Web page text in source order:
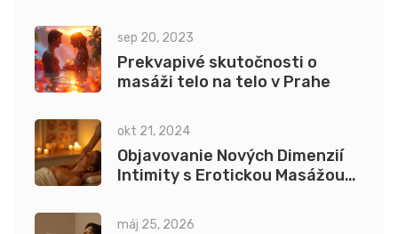
sep 20, 2023
Prekvapivé skutočnosti o
masáži telo na telo v Prahe
okt 21, 2024
Objavovanie Nových Dimenzií
Intimity s Erotickou Masážou
máj 25, 2026